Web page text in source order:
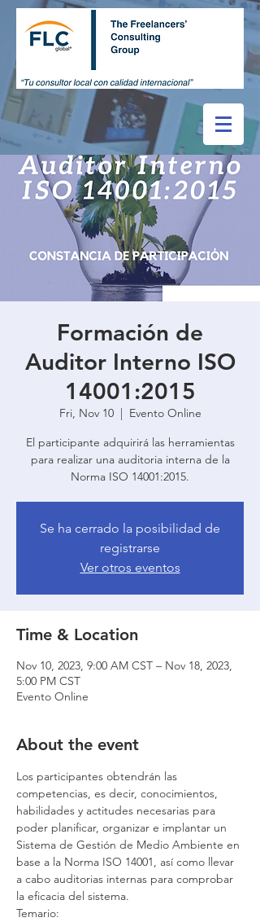
Formación de
Auditor Interno ISO
14001:2015
Fri, Nov 10
  |
Evento Online
El participante adquirirá las herramientas
para realizar una auditoria interna de la
Norma ISO 14001:2015.
Se ha cerrado la posibilidad de
registrarse
Ver otros eventos
Time & Location
Nov 10, 2023, 9:00 AM CST – Nov 18, 2023,
5:00 PM CST
Evento Online
About the event
Los participantes obtendrán las
competencias, es decir, conocimientos,
habilidades y actitudes necesarias para
poder planificar, organizar e implantar un
Sistema de Gestión de Medio Ambiente en
base a la Norma ISO 14001, así como llevar
a cabo auditorias internas para comprobar
la eficacia del sistema.
Temario: